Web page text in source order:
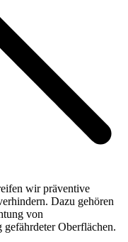
wir präventive
Dazu gehören
von
Oberflächen.